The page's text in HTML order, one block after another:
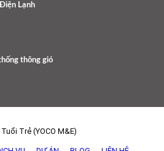
Lạnh
thông gió
Trẻ (YOCO M&E)